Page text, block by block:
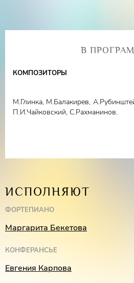
Маргарита Бекетова(фортепиано)
Конферансье –Евгения Карпова
В
КОМПОЗИТОРЫ
М.Глинка, М.Балакирев,
П.И.Чайковский, С.Рахманинов.
ИСПОЛНЯЮТ
ФОРТЕПИАНО
Маргарита Бекетова
КОНФЕРАНСЬЕ
Евгения Карпова